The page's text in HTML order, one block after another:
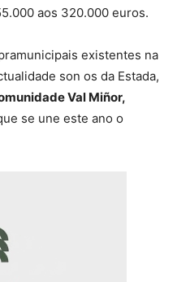
aos 320.000 euros.
existentes na
son os da Estada,
Val Miñor,
se une este ano o